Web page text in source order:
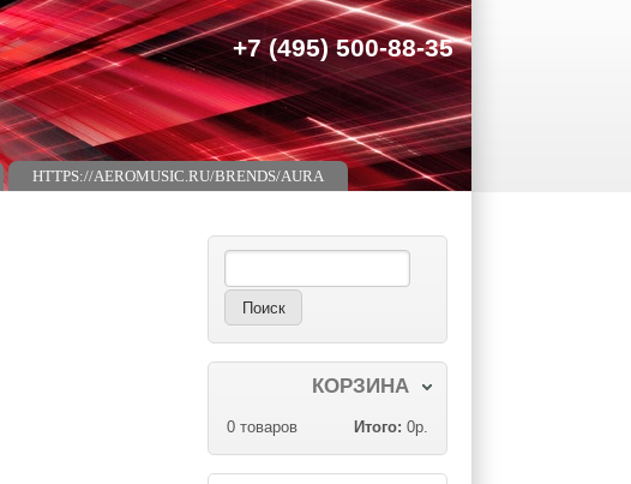
+7 (495) 500-88-35
HTTPS://AEROMUSIC.RU/BRENDS/AURA
КОРЗИНА
0товаров Итого: 0р.